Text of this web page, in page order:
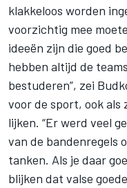
klakkeloos worden
voorzichtig mee
ideeën zijn die goed
hebben altijd de
bestuderen”, zei
voor de sport, ook als
lijken. “Er werd veel
van de bandenregels
tanken. Als je daar
blijken dat valse